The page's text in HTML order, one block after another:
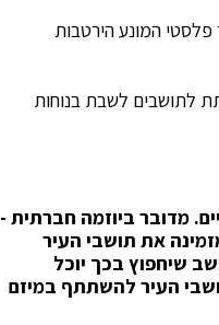
המונע הירטבות
לתושבים לשבת בנוחות
מדובר ביוזמה חברתית -
את תושבי העיר
שיחפוץ בכך יוכל
העיר להשתתף במיזם